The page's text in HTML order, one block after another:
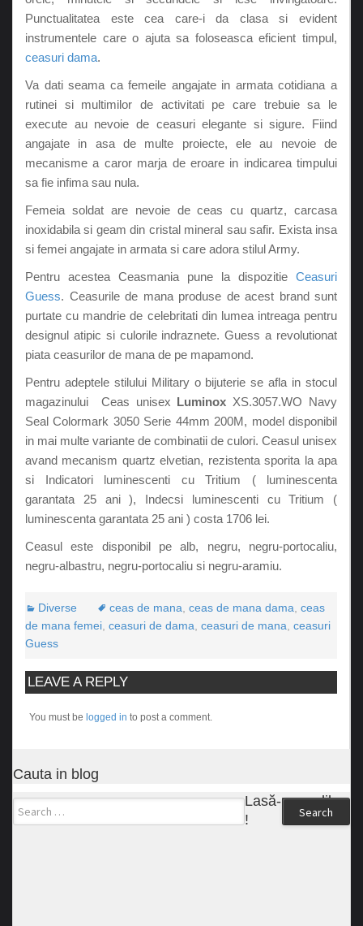
Punctualitatea este cea care-i da clasa si evident
instrumentele care o ajuta sa foloseasca eficient timpul,
ceasuri dama.
Va dati seama ca femeile angajate in armata cotidiana a
rutinei si multimilor de activitati pe care trebuie sa le
execute au nevoie de ceasuri elegante si sigure. Fiind
angajate in asa de multe proiecte, ele au nevoie de
mecanisme a caror marja de eroare in indicarea timpului
sa fie infima sau nula.
Femeia soldat are nevoie de ceas cu quartz, carcasa
inoxidabila si geam din cristal mineral sau safir. Exista insa
si femei angajate in armata si care adora stilul Army.
Pentru acestea Ceasmania pune la dispozitie Ceasuri
Guess. Ceasurile de mana produse de acest brand sunt
purtate cu mandrie de celebritati din lumea intreaga pentru
designul atipic si culorile indraznete. Guess a revolutionat
piata ceasurilor de mana de pe mapamond.
Pentru adeptele stilului Military o bijuterie se afla in stocul
magazinului Ceas unisex Luminox XS.3057.WO Navy
Seal Colormark 3050 Serie 44mm 200M, model disponibil
in mai multe variante de combinatii de culori. Ceasul unisex
avand mecanism quartz elvetian, rezistenta sporita la apa
si Indicatori luminescenti cu Tritium ( luminescenta
garantata 25 ani ), Indecsi luminescenti cu Tritium (
luminescenta garantata 25 ani ) costa 1706 lei.
Ceasul este disponibil pe alb, negru, negru-portocaliu,
negru-albastru, negru-portocaliu si negru-aramiu.
Diverse ceas de mana ceas de mana dama ceas
de mana femei ceasuri de dama ceasuri de mana ceasuri
Guess
LEAVE A REPLY
You must be logged in to post a comment.
Cauta in blog
Search
Lasă-ne un like
!